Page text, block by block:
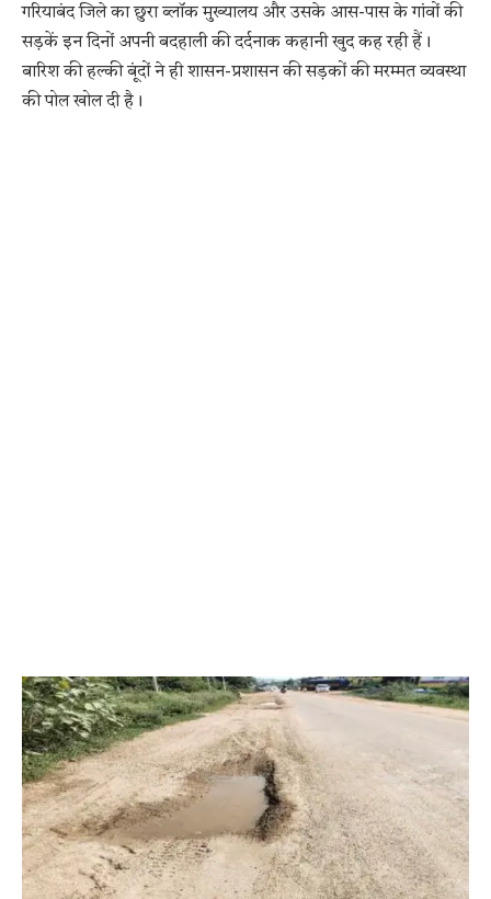
गरियाबंद जिले का छुरा ब्लॉक मुख्यालय और उसके आस-पास के गांवों की
सड़कें इन दिनों अपनी बदहाली की दर्दनाक कहानी खुद कह रही हैं।
बारिश की हल्की बूंदों ने ही शासन-प्रशासन की सड़कों की मरम्मत व्यवस्था
की पोल खोल दी है।